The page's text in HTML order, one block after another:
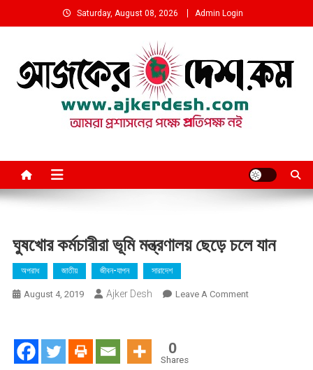
to
Saturday, August 08, 2026 Admin Login
ঘুষখোর কর্মচারীরা ভূমি মন্ত্রণালয় ছেড়ে চলে যান
অপরাধ জাতীয় জীবন-যাপন সারাদেশ
August 4, 2019 Ajker Desh Leave A CommentOn
0
Shares